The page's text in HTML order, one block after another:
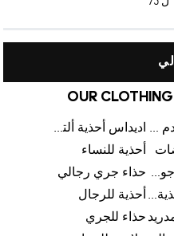
OUR
أحذية كرة القدم للرجال
اديداس أحذية ألترا بوست للرجال
أحذية للنساء
اديداس إكس جود بيلينغهام حذاء جري رجالي
تخفيضات الأحذية للرجال أحذية للرجال
حذاء للجري